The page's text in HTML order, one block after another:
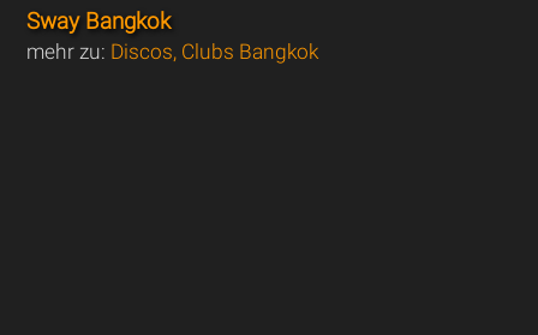
Sway Bangkok
mehr zu: Discos, Clubs Bangkok